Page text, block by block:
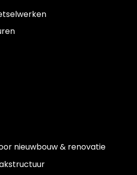
nieuwbouw & renovatie